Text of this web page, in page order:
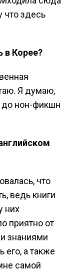
что здесь
в Корее?
Я думаю,
до нон-фикшн
что
ведь книги
них
приятно от
знаниями
его, а также
самой